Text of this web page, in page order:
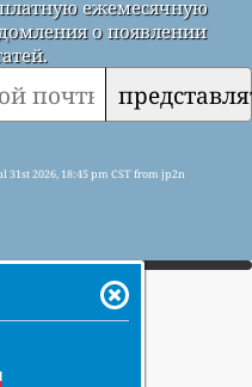
ежемесячную
о появлении
31st 2026, 18:45 pm CST from jp2n